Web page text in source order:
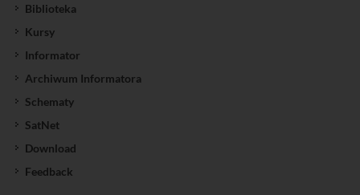
Biblioteka
Kursy
Informator
Archiwum Informatora
Schematy
SatNet
Download
Feedback